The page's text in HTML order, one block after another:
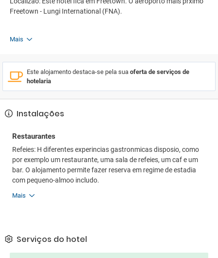
Freetown - Lungi International (FNA).
Mais
Este alojamento destaca-se pela sua oferta de serviços de
hotelaria
Instalações
Restaurantes
Refeies: H diferentes experincias gastronmicas disposio, como
por exemplo um restaurante, uma sala de refeies, um caf e um
bar. O alojamento permite fazer reserva em regime de estadia
com pequeno-almoo includo.
Mais
Serviços do hotel